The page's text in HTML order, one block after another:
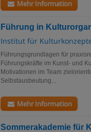
Mehr Information
Führung in
Institut für
Führungsgrundlagen für
Führungskräfte im Kunst- und
Motivationen im Team
Selbstausbeutung...
Mehr Information
Sommerakademie für